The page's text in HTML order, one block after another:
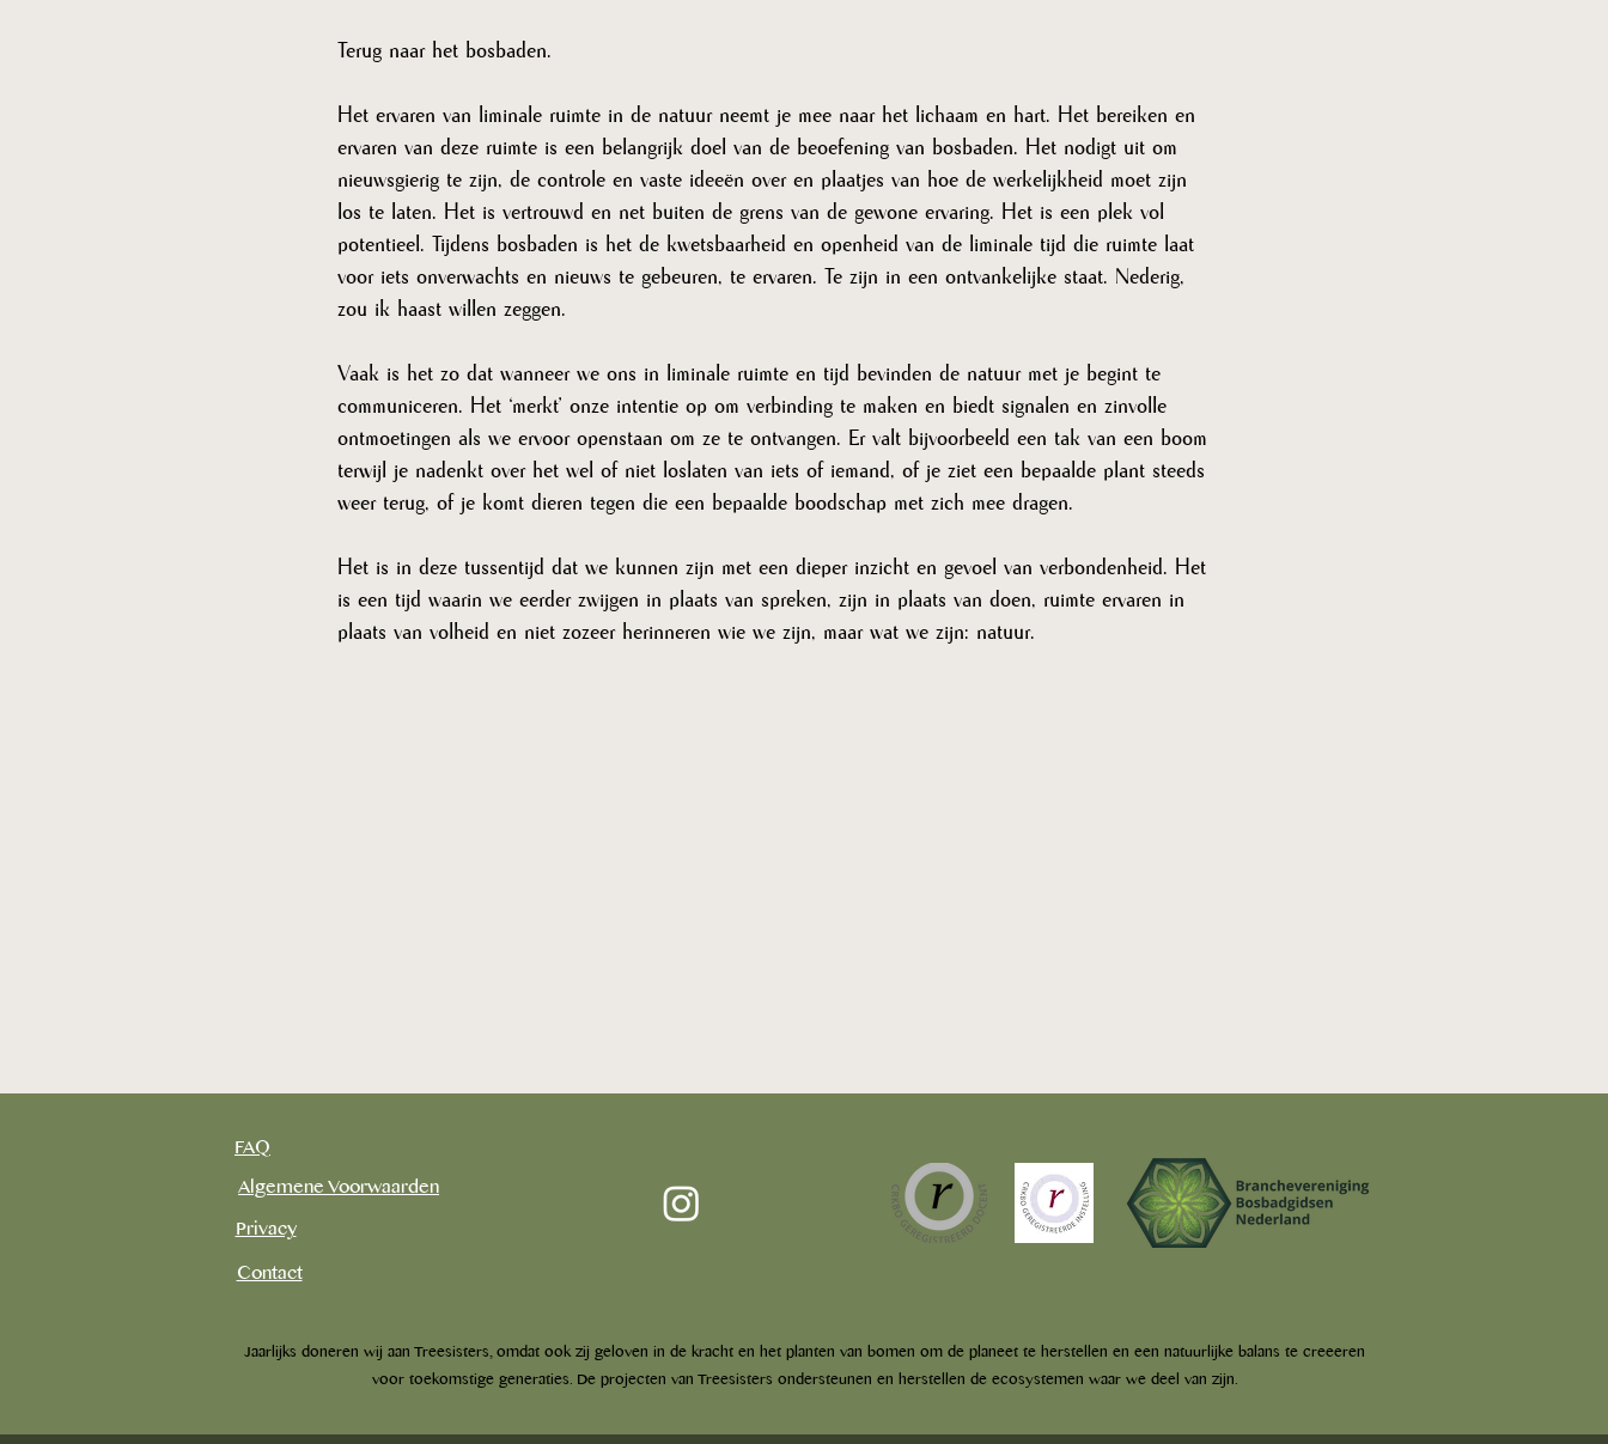
Terug naar het bosbaden.
Het ervaren van liminale ruimte in de natuur neemt je mee naar het lichaam en hart. Het bereiken en
ervaren van deze ruimte is een belangrijk doel van de beoefening van bosbaden. Het nodigt uit om
nieuwsgierig te zijn, de controle en vaste ideeën over en plaatjes van hoe de werkelijkheid moet zijn
los te laten. Het is vertrouwd en net buiten de grens van de gewone ervaring. Het is een plek vol
potentieel. Tijdens bosbaden is het de kwetsbaarheid en openheid van de liminale tijd die ruimte laat
voor iets onverwachts en nieuws te gebeuren, te ervaren. Te zijn in een ontvankelijke staat. Nederig,
zou ik haast willen zeggen.
Vaak is het zo dat wanneer we ons in liminale ruimte en tijd bevinden de natuur met je begint te
communiceren. Het ‘merkt’ onze intentie op om verbinding te maken en biedt signalen en zinvolle
ontmoetingen als we ervoor openstaan om ze te ontvangen. Er valt bijvoorbeeld een tak van een boom
terwijl je nadenkt over het wel of niet loslaten van iets of iemand, of je ziet een bepaalde plant steeds
weer terug, of je komt dieren tegen die een bepaalde boodschap met zich mee dragen.
Het is in deze tussentijd dat we kunnen zijn met een dieper inzicht en gevoel van verbondenheid. Het
is een tijd waarin we eerder zwijgen in plaats van spreken, zijn in plaats van doen, ruimte ervaren in
plaats van volheid en niet zozeer herinneren wie we zijn, maar wat we zijn: natuur.
hoe bosbaden ons kan
helpen de verloren band met
opleiding nodig om als
bosbadgids te kunnen
Over Routines
FAQ
Algemene Voorwaarden
Privacy
Contact
​Jaarlijks doneren wij aan Treesisters, omdat ook zij geloven in de kracht en het planten van bomen om de planeet te herstellen en een natuurlijke balans te creeeren
voor toekomstige generaties. De projecten van Treesisters ondersteunen en herstellen de ecosystemen waar we deel van zijn.